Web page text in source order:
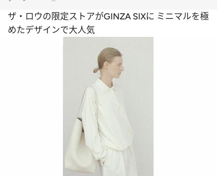
ザ・ロウの限定ストアがGINZA SIXに ミニマルを極
めたデザインで大人気